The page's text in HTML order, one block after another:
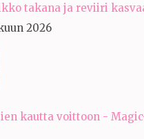
takana ja reviiri
2026
kautta voittoon -